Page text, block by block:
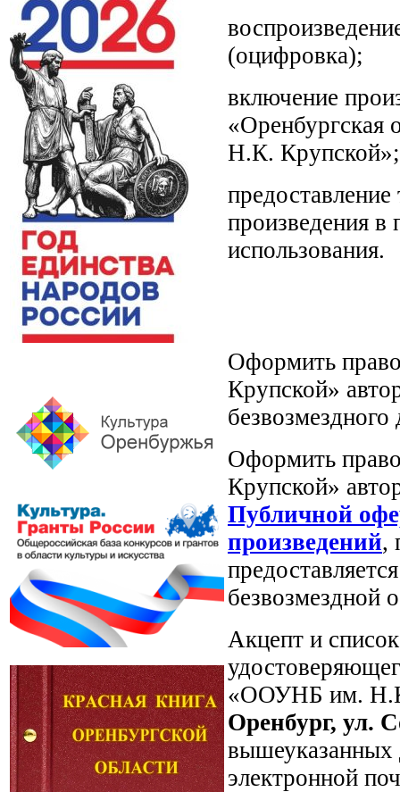
(оцифровка);
включение
«Оренбургская
Н.К. Крупской»;
произведения в
использования.
Оформить
Крупской»
безвозмездного
Оформить
Крупской»
Публичной
произведений,
безвозмездной
Акцепт и
«ООУНБ им.
Оренбург, ул.
вышеуказанных
электронной